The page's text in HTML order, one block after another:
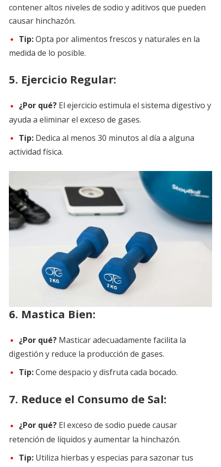
contener altos niveles de sodio y aditivos que pueden
causar hinchazón.
Tip:Opta por alimentos frescos y naturales en la
medida de lo posible.
5. Ejercicio Regular:
¿Por qué?El ejercicio estimula el sistema digestivo y
ayuda a eliminar el exceso de gases.
Tip:Dedica al menos 30 minutos al día a alguna
actividad física.
6. Mastica Bien:
¿Por qué?Masticar adecuadamente facilita la
digestión y reduce la producción de gases.
Tip:Come despacio y disfruta cada bocado.
7. Reduce el Consumo de Sal:
¿Por qué?El exceso de sodio puede causar
retención de líquidos y aumentar la hinchazón.
Tip:Utiliza hierbas y especias para sazonar tus